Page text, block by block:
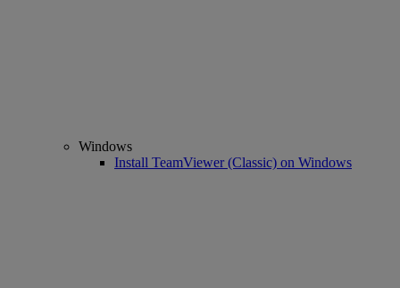
Windows
Install TeamViewer (Classic) on Windows